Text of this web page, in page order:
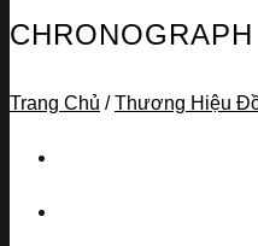
Trang Chủ / Thương Hiệu